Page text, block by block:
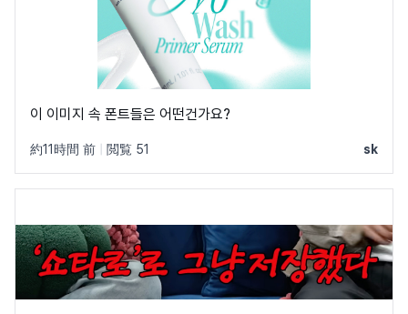
이 이미지 속 폰트들은 어떤건가요?
約11時間 前 閲覧 51 sk